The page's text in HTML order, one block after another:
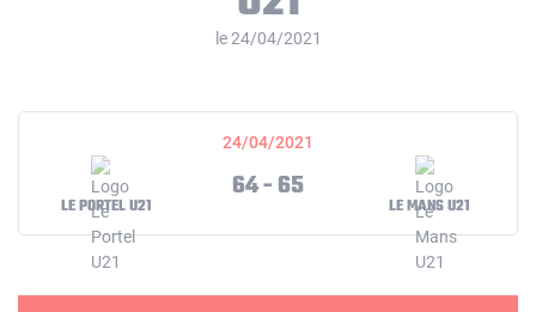
le 24/04/2021
24/04/2021
LE PORTEL U21
64 - 65
LE MANS U21